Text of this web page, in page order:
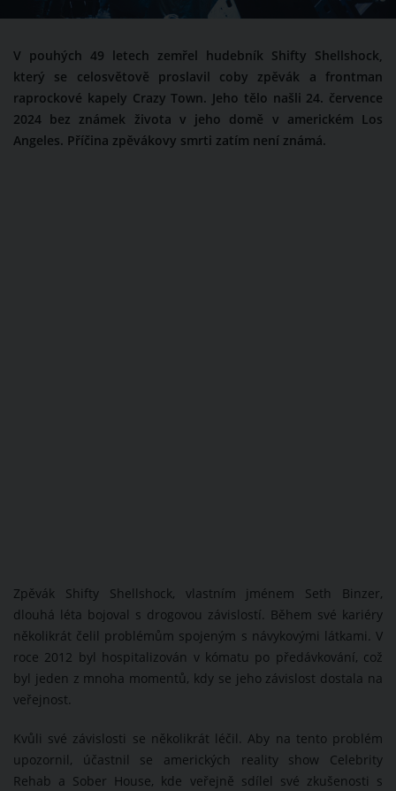
V pouhých 49 letech zemřel hudebník Shifty Shellshock,
který se celosvětově proslavil coby zpěvák a frontman
raprockové kapely Crazy Town. Jeho tělo našli 24. července
2024 bez známek života v jeho domě v americkém Los
Angeles. Příčina zpěvákovy smrti zatím není známá.
Zpěvák Shifty Shellshock, vlastním jménem Seth Binzer,
dlouhá léta bojoval s drogovou závislostí. Během své kariéry
několikrát čelil problémům spojeným s návykovými látkami. V
roce 2012 byl hospitalizován v kómatu po předávkování, což
byl jeden z mnoha momentů, kdy se jeho závislost dostala na
veřejnost.
Kvůli své závislosti se několikrát léčil. Aby na tento problém
upozornil, účastnil se amerických reality show Celebrity
Rehab a Sober House, kde veřejně sdílel své zkušenosti s